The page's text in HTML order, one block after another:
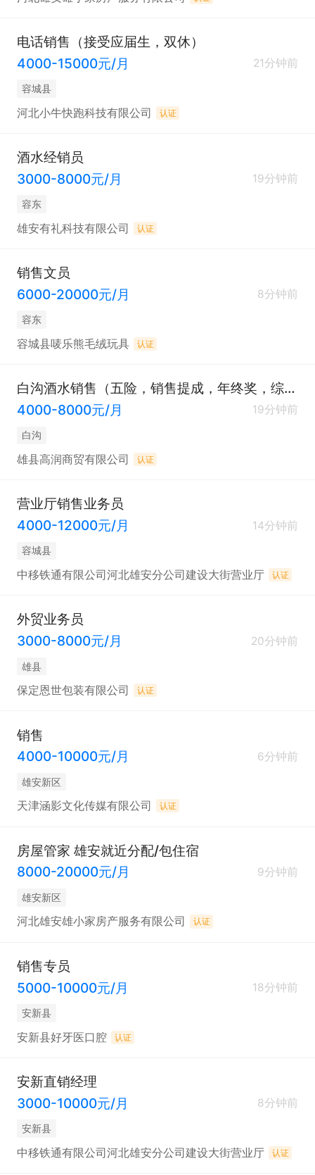
优先
• 1年以上销售经验，建材/丝网/环保/工程类优先
2. 专业知识
• 了解防尘网/盖土网/防风抑尘网产品知识
• 懂材质（PE/聚乙烯）、克重、规格、用途、环保标
准
• 熟悉工地、市政、环保项目采购流程
3. 能力要求
• 沟通谈判、客户开拓、抗压执行力强
• 熟练用Office、微信、电话、B2B平台
4. 素质要求
• 积极主动、吃苦耐劳、责任心强
• 熟悉雄安/京津冀建材、工程、环保市场优先
电话销售（接受应届生，双休）
4000-15000元/月
21分钟前
容城县
河北小牛快跑科技有限公司 认证
酒水经销员
3000-8000元/月
19分钟前
容东
雄安有礼科技有限公司 认证
销售文员
6000-20000元/月
8分钟前
容东
容城县唛乐熊毛绒玩具 认证
白沟酒水销售（五险，销售提成，年终奖，综合补助）
4000-8000元/月
19分钟前
白沟
雄县高润商贸有限公司 认证
营业厅销售业务员
4000-12000元/月
14分钟前
容城县
中移铁通有限公司河北雄安分公司建设大街营业厅 认证
外贸业务员
3000-8000元/月
20分钟前
雄县
保定恩世包装有限公司 认证
销售
4000-10000元/月
6分钟前
雄安新区
天津涵影文化传媒有限公司 认证
房屋管家 雄安就近分配/包住宿
8000-20000元/月
9分钟前
雄安新区
河北雄安雄小家房产服务有限公司 认证
销售专员
5000-10000元/月
18分钟前
安新县
安新县好牙医口腔 认证
安新直销经理
3000-10000元/月
8分钟前
安新县
中移铁通有限公司河北雄安分公司建设大街营业厅 认证